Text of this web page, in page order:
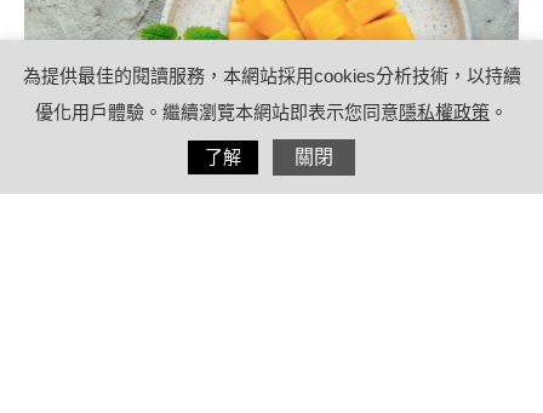
為提供最佳的閱讀服務，本網站採用cookies分析技術，以持續
優化用戶體驗。繼續瀏覽本網站即表示您同意隱私權政策 。
了解 關閉